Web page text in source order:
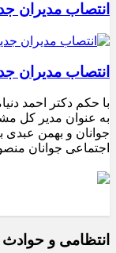
انتصاب مدیران
انتصاب مدیران
با حکم دکتر احمد
به عنوان مدیر کل
جوانان و بهمن عبدی
اجتماعی جوانان
انتظامی و حوادث